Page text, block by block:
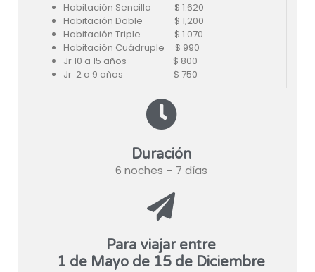
Habitación Sencilla $ 1.620
Habitación Doble $ 1,200
Habitación Triple $ 1.070
Habitación Cuádruple $ 990
Jr 10 a 15 años $ 800
Jr 2 a 9 años $ 750
Duración
6 noches – 7 días
Para viajar entre
1 de Mayo de 15 de Diciembre